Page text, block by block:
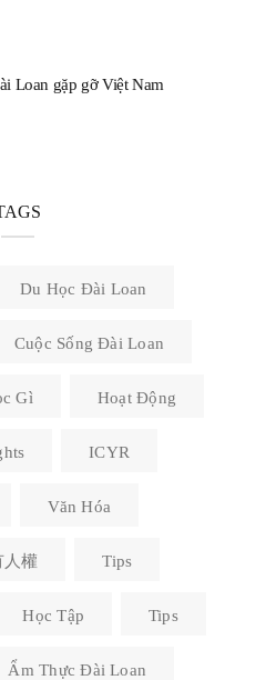
Loan gặp gỡ Việt Nam
Du Học Đài Loan
Cuộc Sống Đài Loan
Gì Hoạt Động
ICYR
Văn Hóa
人權 Tips
Học Tập Tips
Ẩm Thực Đài Loan